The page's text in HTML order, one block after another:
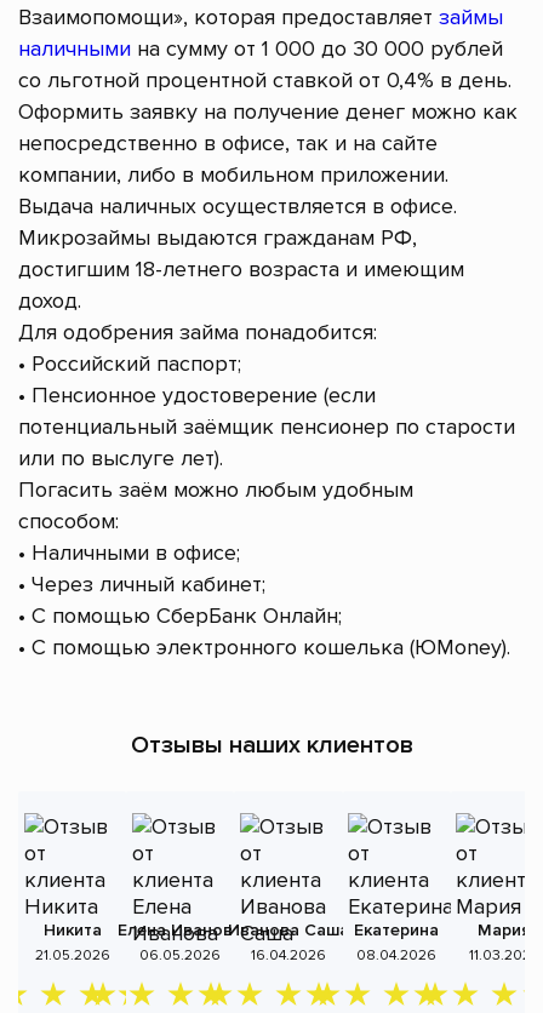
Взаимопомощи», которая предоставляет займы
наличными на сумму от 1 000 до 30 000 рублей
со льготной процентной ставкой от 0,4% в день.
Оформить заявку на получение денег можно как
непосредственно в офисе, так и на сайте
компании, либо в мобильном приложении.
Выдача наличных осуществляется в офисе.
Микрозаймы выдаются гражданам РФ,
достигшим 18-летнего возраста и имеющим
доход.
Для одобрения займа понадобится:
• Российский паспорт;
• Пенсионное удостоверение (если
потенциальный заёмщик пенсионер по старости
или по выслуге лет).
Погасить заём можно любым удобным
способом:
• Наличными в офисе;
• Через личный кабинет;
• С помощью СберБанк Онлайн;
• С помощью электронного кошелька (ЮMoney).
Отзывы наших клиентов
Никита
21.05.2026
Елена Иванова
06.05.2026
Иванова Саша
16.04.2026
Екатерина
08.04.2026
Мария
11.03.2026